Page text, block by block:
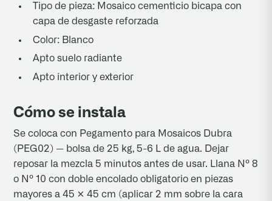
Tipo de pieza: Mosaico cementicio bicapa con
capa de desgaste reforzada
Color: Blanco
Apto suelo radiante
Apto interior y exterior
Cómo se instala
Se coloca con Pegamento para Mosaicos Dubra
(PEG02) — bolsa de 25 kg, 5-6 L de agua. Dejar
reposar la mezcla 5 minutos antes de usar. Llana Nº 8
o Nº 10 con doble encolado obligatorio en piezas
mayores a 45 × 45 cm (aplicar 2 mm sobre la cara